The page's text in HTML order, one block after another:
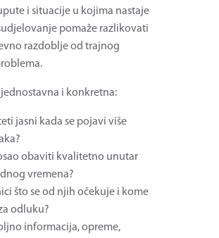
i situacije u kojima nastaje
pomaže razlikovati
razdoblje od trajnog
i konkretna:
jasni kada se pojavi više
obaviti kvalitetno unutar
vremena?
što se od njih očekuje i kome
odluku?
informacija, opreme,